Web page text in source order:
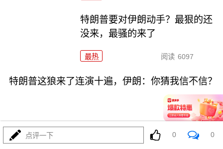
特朗普要对伊朗动手？最狠的还
没来，最骚的来了
最热 阅读 6097
特朗普这狼来了连演十遍，伊朗：你猜我信不信？
点评一下 0 0